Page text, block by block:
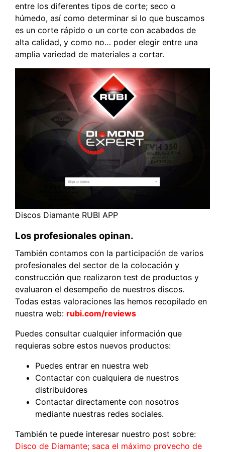
entre los diferentes tipos de corte; seco o
húmedo, así como determinar si lo que buscamos
es un corte rápido o un corte con acabados de
alta calidad, y como no… poder elegir entre una
amplia variedad de materiales a cortar.
Discos Diamante RUBI APP
Los profesionales opinan.
También contamos con la participación de varios
profesionales del sector de la colocación y
construcción que realizaron test de productos y
evaluaron el desempeño de nuestros discos.
Todas estas valoraciones las hemos recopilado en
nuestra web: rubi.com/reviews
Puedes consultar cualquier información que
requieras sobre estos nuevos productos:
Puedes entrar en nuestra web
Contactar con cualquiera de nuestros
distribuidores
Contactar directamente con nosotros
mediante nuestras redes sociales.
También te puede interesar nuestro post sobre:
Disco de Diamante; saca el máximo provecho de